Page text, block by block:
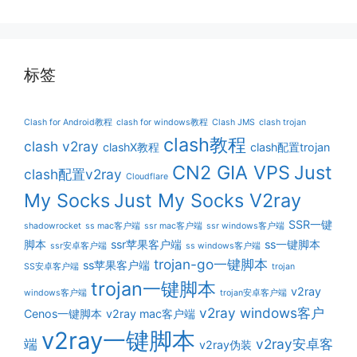
标签
Clash for Android教程 clash for windows教程 Clash JMS clash trojan
clash v2ray clashX教程 clash教程 clash配置trojan
clash配置v2ray Cloudflare CN2 GIA VPS Just
My Socks Just My Socks V2ray
shadowrocket ss mac客户端 ssr mac客户端 ssr windows客户端 SSR一键
脚本 ssr安卓客户端 ssr苹果客户端 ss windows客户端 ss一键脚本
SS安卓客户端 ss苹果客户端 trojan-go一键脚本 trojan
windows客户端 trojan一键脚本 trojan安卓客户端 v2ray
Cenos一键脚本 v2ray mac客户端 v2ray windows客户
端 v2ray一键脚本 v2ray伪装 v2ray安卓客